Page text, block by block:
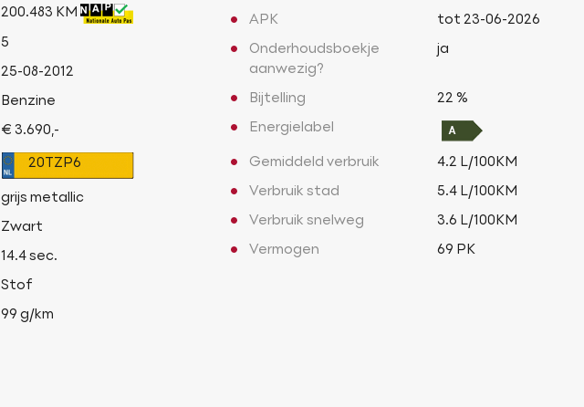
200.483 KM
5
25-08-2012
Benzine
€ 3.690,-
20TZP6
grijs metallic
Zwart
14.4 sec.
Stof
99 g/km
APK tot 23-06-2026
Onderhoudsboekje
aanwezig?
ja
Bijtelling 22 %
Energielabel
Gemiddeld verbruik 4.2 L/100KM
Verbruik stad 5.4 L/100KM
Verbruik snelweg 3.6 L/100KM
Vermogen 69 PK